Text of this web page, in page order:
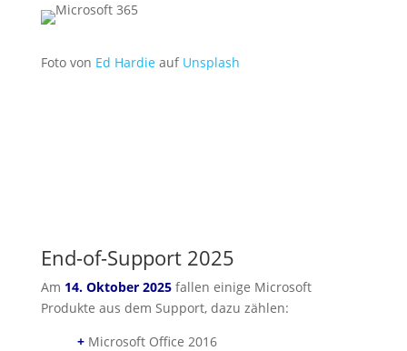
Foto von Ed Hardieauf Unsplash
End-of-Support 2025
Am 14. Oktober 2025fallen einige Microsoft
Produkte aus dem Support, dazu zählen:
+Microsoft Office 2016